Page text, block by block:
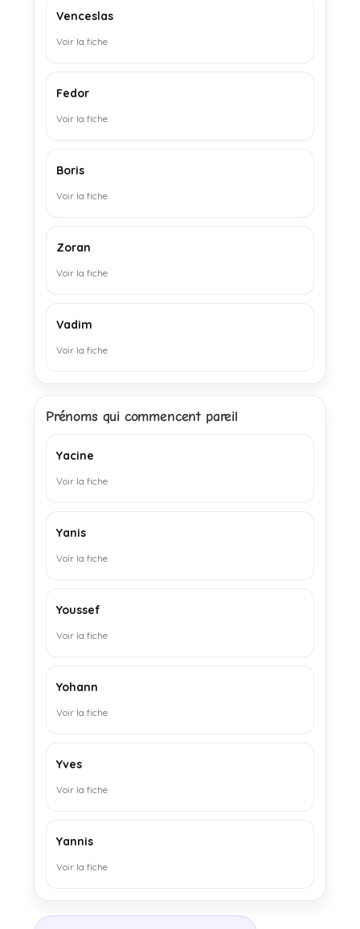
Venceslas
Voir la fiche
Fedor
Voir la fiche
Boris
Voir la fiche
Zoran
Voir la fiche
Vadim
Voir la fiche
Prénoms qui commencent pareil
Yacine
Voir la fiche
Yanis
Voir la fiche
Youssef
Voir la fiche
Yohann
Voir la fiche
Yves
Voir la fiche
Yannis
Voir la fiche